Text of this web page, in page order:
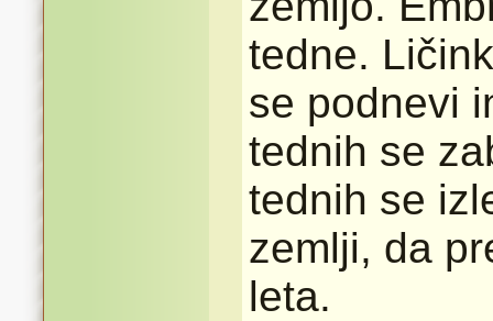
tedne.
se podnevi
tednih se
tednih se
zemlji, da
leta.